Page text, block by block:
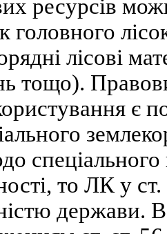
ресурсів
головного
лісові
тощо).
є
спеціального
то ЛК у
держави.